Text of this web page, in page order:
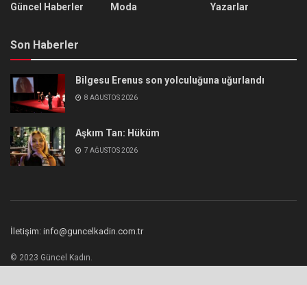
Güncel Haberler
Moda
Yazarlar
Son Haberler
Bilgesu Erenus son yolculuğuna uğurlandı
8 AĞUSTOS 2026
Aşkım Tan: Hüküm
7 AĞUSTOS 2026
İletişim: info@guncelkadin.com.tr
© 2023 Güncel Kadın.